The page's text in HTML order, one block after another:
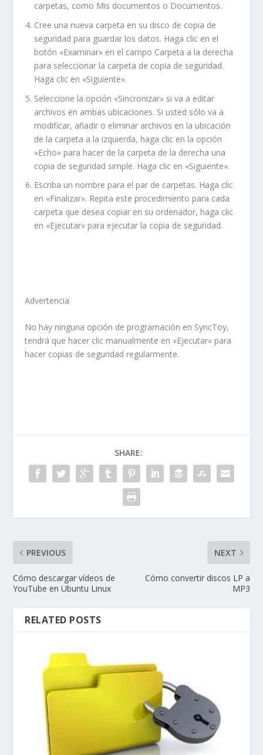
carpetas, como Mis documentos o Documentos.
Cree una nueva carpeta en su disco de copia de
seguridad para guardar los datos. Haga clic en el
botón «Examinar» en el campo Carpeta a la derecha
para seleccionar la carpeta de copia de seguridad.
Haga clic en «Siguiente».
Seleccione la opción «Sincronizar» si va a editar
archivos en ambas ubicaciones. Si usted sólo va a
modificar, añadir o eliminar archivos en la ubicación
de la carpeta a la izquierda, haga clic en la opción
«Echo» para hacer de la carpeta de la derecha una
copia de seguridad simple. Haga clic en «Siguiente».
Escriba un nombre para el par de carpetas. Haga clic
en «Finalizar». Repita este procedimiento para cada
carpeta que desea copiar en su ordenador, haga clic
en «Ejecutar» para ejecutar la copia de seguridad.
Advertencia
No hay ninguna opción de programación en SyncToy,
tendrá que hacer clic manualmente en «Ejecutar» para
hacer copias de seguridad regularmente.
SHARE:
PREVIOUS
Cómo descargar vídeos de
YouTube en Ubuntu Linux
NEXT
Cómo convertir discos LP a
MP3
RELATED POSTS